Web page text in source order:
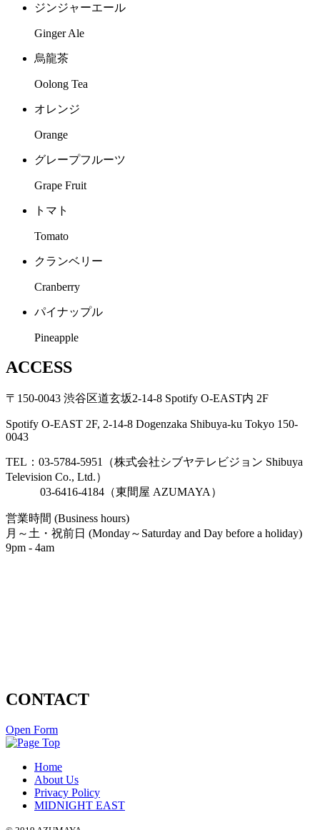
ジンジャーエール
Ginger Ale
烏龍茶
Oolong Tea
オレンジ
Orange
グレープフルーツ
Grape Fruit
トマト
Tomato
クランベリー
Cranberry
パイナップル
Pineapple
ACCESS
〒150-0043 渋谷区道玄坂2-14-8 Spotify O-EAST内 2F
Spotify O-EAST 2F, 2-14-8 Dogenzaka Shibuya-ku Tokyo 150-
0043
TEL：03-5784-5951（株式会社シブヤテレビジョン Shibuya
Television Co., Ltd.）
03-6416-4184（東間屋 AZUMAYA）
営業時間 (Business hours)
月～土・祝前日 (Monday～Saturday and Day before a holiday)
9pm - 4am
CONTACT
Open Form
Home
About Us
Privacy Policy
MIDNIGHT EAST